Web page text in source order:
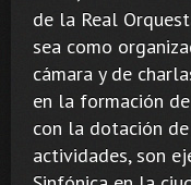
de la Real
sea como
cámara y de
en la formación
con la dotación
actividades, son